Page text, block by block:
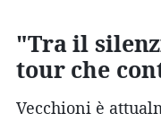
"Tra il
tour che
Vecchioni è